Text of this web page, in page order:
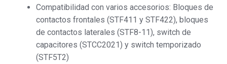
Compatibilidad con varios accesorios: Bloques de
contactos frontales (STF411 y STF422), bloques
de contactos laterales (STF8-11), switch de
capacitores (STCC2021) y switch temporizado
(STF5T2)